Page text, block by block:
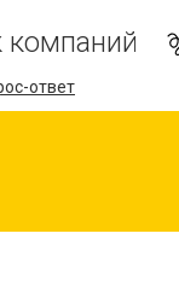
компаний
ответ